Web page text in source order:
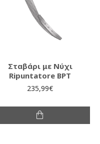
Σταβάρι με Νύχι
Ripuntatore BPT
235,99€